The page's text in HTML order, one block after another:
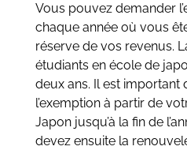
Vous pouvez demander
chaque année où vous
réserve de vos revenus.
étudiants en école de
deux ans. Il est important
l’exemption à partir de
Japon jusqu’à la fin de
devez ensuite la